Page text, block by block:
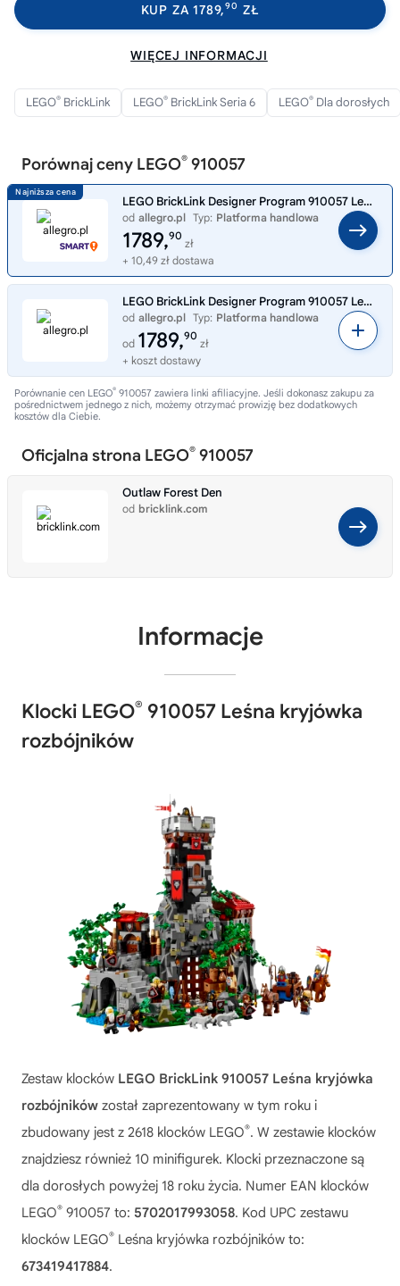
KUP ZA 1789,90 ZŁ
WIĘCEJ INFORMACJI
LEGO® BrickLink LEGO® BrickLink Seria 6 LEGO® Dla dorosłych
Porównaj ceny LEGO® 910057
LEGO BrickLink Designer Program 910057 Leśna kryjówka rozbójników
od allegro.pl Typ: Platforma handlowa
1789,90
zł
+ 10,49 zł dostawa
LEGO BrickLink Designer Program 910057 Leśna kryjówka rozbójników
od allegro.pl Typ: Platforma handlowa
od 1789,90
zł
+ koszt dostawy
Porównanie cen LEGO® 910057 zawiera linki afiliacyjne. Jeśli dokonasz zakupu za
pośrednictwem jednego z nich, możemy otrzymać prowizję bez dodatkowych
kosztów dla Ciebie.
Oficjalna strona LEGO® 910057
Outlaw Forest Den
od bricklink.com
Informacje
Klocki LEGO® 910057 Leśna kryjówka
rozbójników
Zestaw klocków LEGO BrickLink 910057 Leśna kryjówka
rozbójników został zaprezentowany w tym roku i
zbudowany jest z 2618 klocków LEGO®. W zestawie klocków
znajdziesz również 10 minifigurek. Klocki przeznaczone są
dla dorosłych powyżej 18 roku życia. Numer EAN klocków
LEGO® 910057 to: 5702017993058. Kod UPC zestawu
klocków LEGO® Leśna kryjówka rozbójników to:
673419417884.